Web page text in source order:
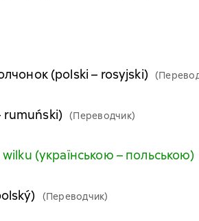
(polski – rosyjski)
rumuński) (Переводчик)
(українською – польською)
(Переводчик)